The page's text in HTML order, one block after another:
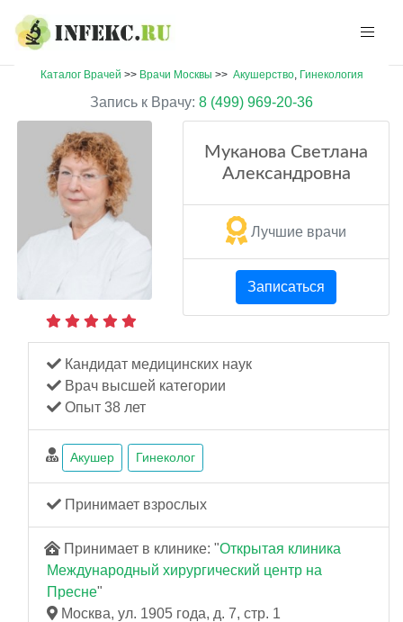
Каталог Врачей >> Врачи Москвы >> Акушерство, Гинекология
Запись к Врачу: 8 (499) 969-20-36
Муканова Светлана
Александровна
Лучшие врачи
Записаться
Кандидат медицинских наук
Врач высшей категории
Опыт 38 лет
Акушер Гинеколог
Принимает взрослых
Принимает в клинике: "Открытая клиника
Международный хирургический центр на
Пресне"
Москва, ул. 1905 года, д. 7, стр. 1